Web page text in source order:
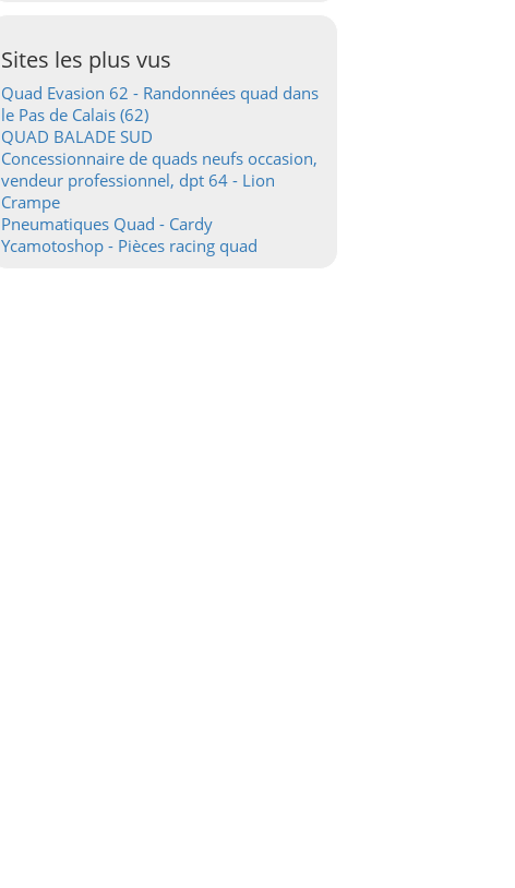
Sites les plus vus
Quad Evasion 62 - Randonnées quad dans
le Pas de Calais (62)
QUAD BALADE SUD
Concessionnaire de quads neufs occasion,
vendeur professionnel, dpt 64 - Lion
Crampe
Pneumatiques Quad - Cardy
Ycamotoshop - Pièces racing quad